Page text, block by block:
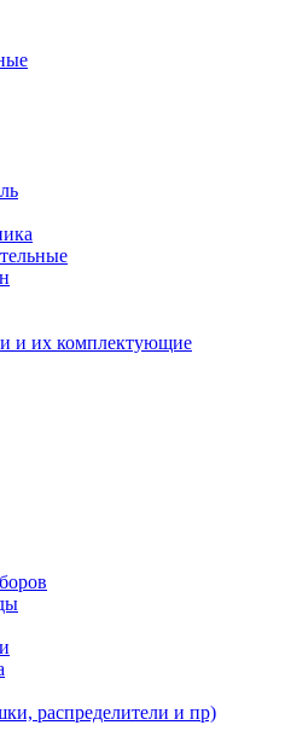
и их комплектующие
распределители и пр)